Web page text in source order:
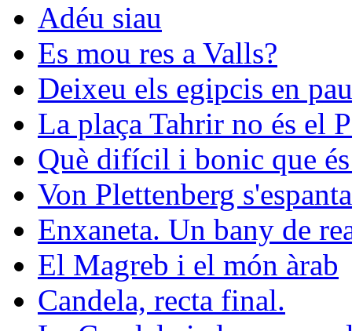
Adéu siau
Es mou res a Valls?
Deixeu els egipcis en
La plaça Tahrir no és el
Què difícil i bonic que és
Von Plettenberg s'espanta
Enxaneta. Un bany de
El Magreb i el món àrab
Candela, recta final.